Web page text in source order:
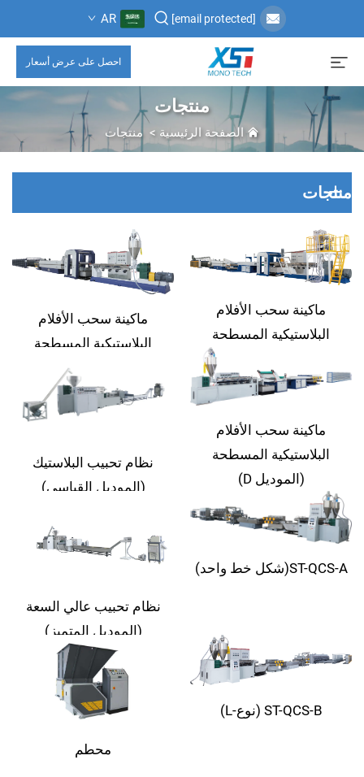
[email protected]
AR
احصل على عرض أسعار
منتجات
الصفحة الرئيسية > منتجات
منتجات
ماكينة سحب الأفلام
البلاستيكية المسطحة
ماكينة سحب الأفلام
البلاستيكية المسطحة
ماكينة سحب الأفلام
البلاستيكية المسطحة
(الموديل D)
نظام تحبيب البلاستيك
(الموديل القياسي)
ST-QCS-A(شكل خط واحد)
نظام تحبيب عالي السعة
(الموديل المتميز)
ST-QCS-B (نوع-L)
محطم